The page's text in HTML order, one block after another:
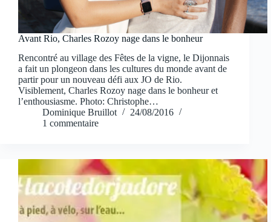
Avant Rio, Charles Rozoy nage dans le bonheur
Rencontré au village des Fêtes de la vigne, le Dijonnais
a fait un plongeon dans les cultures du monde avant de
partir pour un nouveau défi aux JO de Rio.
Visiblement, Charles Rozoy nage dans le bonheur et
l’enthousiasme. Photo: Christophe…
Dominique Bruillot
24/08/2016
1 commentaire